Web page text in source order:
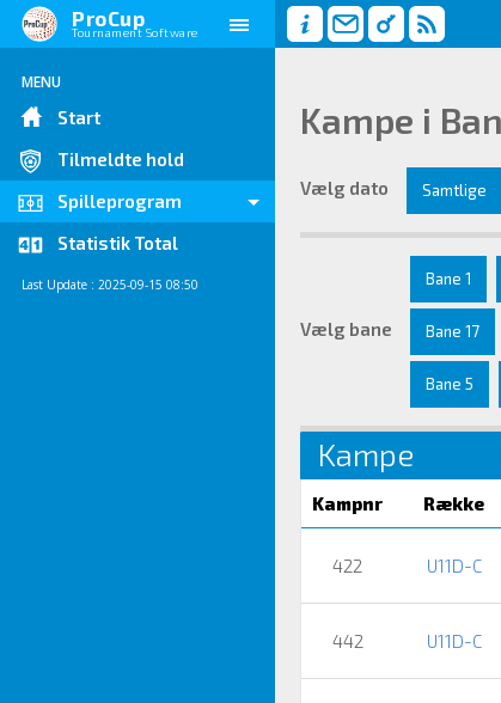
ProCup
Tournament Software
MENU
Start
Tilmeldte hold
Spilleprogram
Statistik Total
Last Update : 2025-09-15 08:50
Kampe i
Vælg dato Samtlige
Vælg bane
Bane 1
Bane 17
Bane 5
Kampe
Kampnr Række
422 U11D-C
442 U11D-C